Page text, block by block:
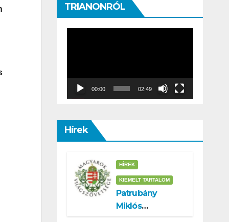
TRIANONRÓL
00:00 02:49
Hírek
HÍREK
KIEMELT TARTALOM
Patrubány
Miklós